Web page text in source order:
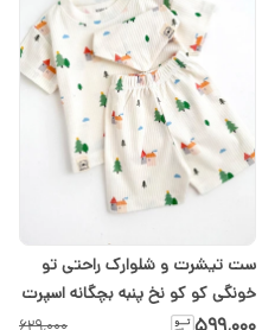
ست تیشرت و شلوارک راحتی تو
خونگی کو کو نخ پنبه بچگانه اسپرت
طرح خونه و کاج ۶ماه تا ۳سال
۶۲۹٬۰۰۰